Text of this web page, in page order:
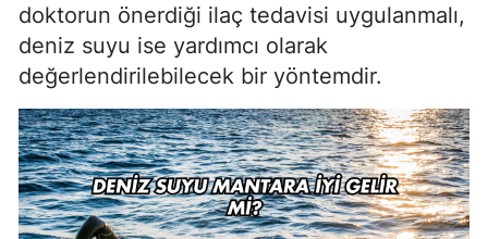
doktorun önerdiği ilaç tedavisi uygulanmalı,
deniz suyu ise yardımcı olarak
değerlendirilebilecek bir yöntemdir.